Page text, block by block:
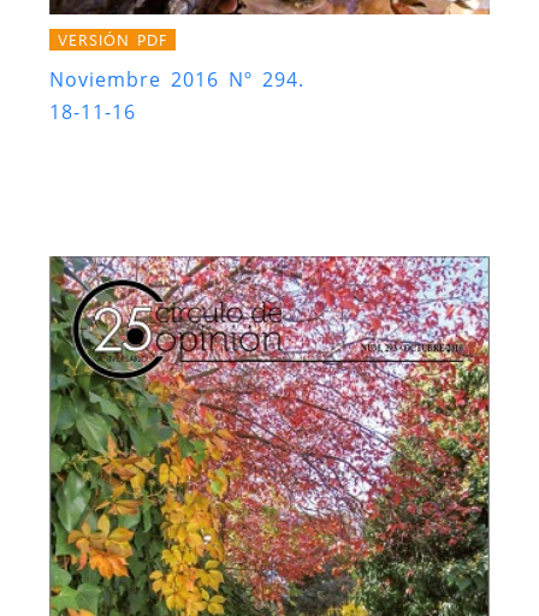
VERSIÓN PDF
Noviembre 2016 Nº 294.
18-11-16